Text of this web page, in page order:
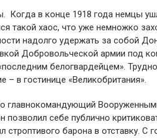
Когда в конце 1918 года немцы
такой хаос, что уже немножко
надолго удержать за собой
Добровольческой армии под
белогвардейцем».
в гостинице «Великобритания».
главнокомандующий
себе публично
барона в отставку. С